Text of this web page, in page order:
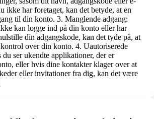
ikke har foretaget, kan det betyde, at en
til din konto. 3. Manglende adgang:
kan logge ind på din konto eller har
din adgangskode, kan det tyde på, at
over din konto. 4. Uautoriserede
ser ukendte applikationer, der er
eller hvis dine kontakter klager over at
eller invitationer fra dig, kan det være